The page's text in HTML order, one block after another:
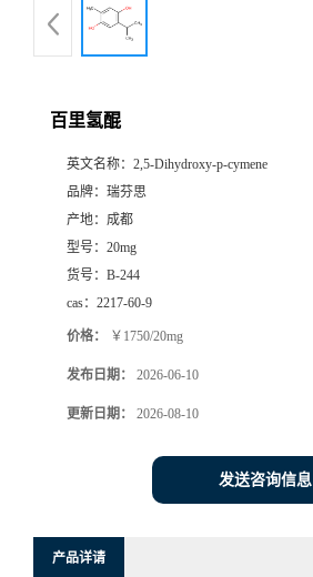
百里氢醌
英文名称： 2,5-Dihydroxy-p-cymene
品牌： 瑞芬思
产地： 成都
型号： 20mg
货号： B-244
cas： 2217-60-9
价格： ￥1750/20mg
发布日期： 2026-06-10
更新日期： 2026-08-10
发送咨询信息
产品详请